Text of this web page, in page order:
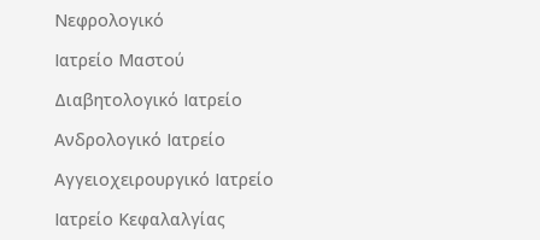
Νεφρολογικό
Ιατρείο Μαστού
Διαβητολογικό Ιατρείο
Ανδρολογικό Ιατρείο
Αγγειοχειρουργικό Ιατρείο
Ιατρείο Κεφαλαλγίας